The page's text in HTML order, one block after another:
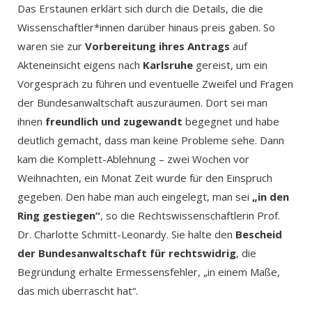
Das Erstaunen erklärt sich durch die Details, die die
Wissenschaftler*innen darüber hinaus preis gaben. So
waren sie zur Vorbereitung ihres Antrags auf
Akteneinsicht eigens nach Karlsruhe gereist, um ein
Vorgespräch zu führen und eventuelle Zweifel und Fragen
der Bundesanwaltschaft auszuräumen. Dort sei man
ihnen freundlich und zugewandt begegnet und habe
deutlich gemacht, dass man keine Probleme sehe. Dann
kam die Komplett-Ablehnung – zwei Wochen vor
Weihnachten, ein Monat Zeit wurde für den Einspruch
gegeben. Den habe man auch eingelegt, man sei „in den
Ring gestiegen“, so die Rechtswissenschaftlerin Prof.
Dr. Charlotte Schmitt-Leonardy. Sie halte den Bescheid
der Bundesanwaltschaft für rechtswidrig, die
Begründung erhalte Ermessensfehler, „in einem Maße,
das mich überrascht hat“.